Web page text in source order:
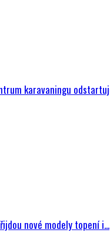
karavaningu
nové modely topení i...